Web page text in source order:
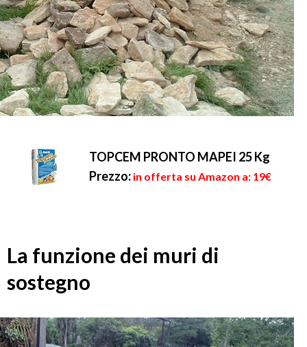
TOPCEM PRONTO MAPEI 25 Kg
Prezzo: in offerta su Amazon a: 19€
La funzione dei muri di
sostegno